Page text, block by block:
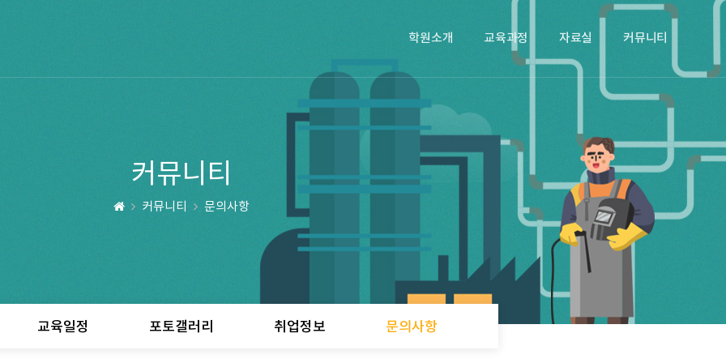
학원소개 교육과정 자료실 커뮤니티
커뮤니티
커뮤니티 문의사항
교육일정 포토갤러리 취업정보 문의사항